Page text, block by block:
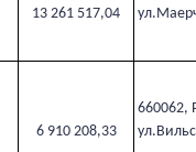
13 261 517,04
6 910 208,33
660062,